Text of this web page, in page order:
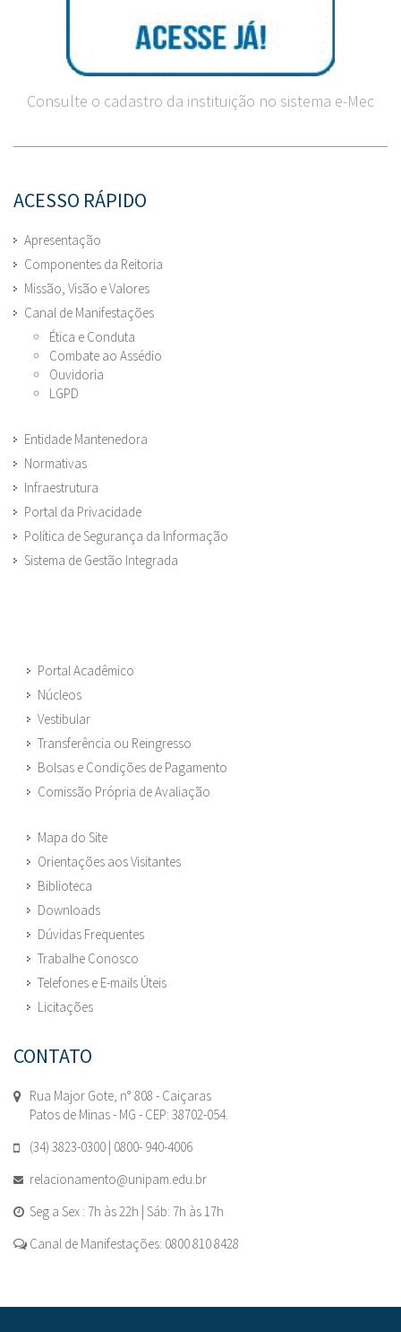
Consulte o cadastro da instituição no sistema e-Mec
ACESSO RÁPIDO
Apresentação
Componentes da Reitoria
Missão, Visão e Valores
Canal de Manifestações
Ética e Conduta
Combate ao Assédio
Ouvidoria
LGPD
Entidade Mantenedora
Normativas
Infraestrutura
Portal da Privacidade
Política de Segurança da Informação
Sistema de Gestão Integrada
Portal Acadêmico
Núcleos
Vestibular
Transferência ou Reingresso
Bolsas e Condições de Pagamento
Comissão Própria de Avaliação
Mapa do Site
Orientações aos Visitantes
Biblioteca
Downloads
Dúvidas Frequentes
Trabalhe Conosco
Telefones e E-mails Úteis
Licitações
CONTATO
Rua Major Gote, n° 808 - Caiçaras
Patos de Minas - MG - CEP: 38702-054.
(34) 3823-0300 | 0800- 940-4006
relacionamento@unipam.edu.br
Seg a Sex : 7h às 22h | Sáb: 7h às 17h
Canal de Manifestações: 0800 810 8428